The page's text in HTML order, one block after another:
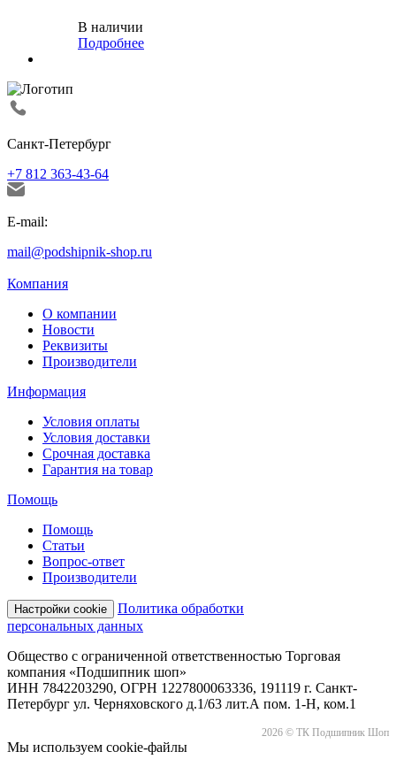
В наличии
Подробнее
Санкт-Петербург
+7 812 363-43-64
E-mail:
mail@podshipnik-shop.ru
Компания
О компании
Новости
Реквизиты
Производители
Информация
Условия оплаты
Условия доставки
Срочная доставка
Гарантия на товар
Помощь
Помощь
Статьи
Вопрос-ответ
Производители
Настройки cookie
Политика обработки
персональных данных
Общество с ограниченной ответственностью Торговая
компания «Подшипник шоп»
ИНН 7842203290, ОГРН 1227800063336, 191119 г. Санкт-
Петербург ул. Черняховского д.1/63 лит.А пом. 1-Н, ком.1
2026 © ТК Подшипник Шоп
Мы используем cookie-файлы